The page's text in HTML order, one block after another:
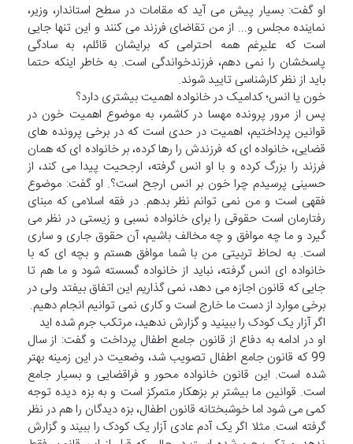
او گفت: بسیار پیش می آید که مقامات در سطح استاندار، وزیر،
نماینده مجلس و... از من تقاضای فرزند می کنند و این تنها جایی
است که علیرغم همه احترامی که برایشان قائلم، به سادگی
پاسخشان را نمی دهم، فرزندخواندگی است. به خاطر اینکه حتما
باید از نظر کارشناسی تایید شوند.
خون یا انس؛ کدامیک در خانواده اهمیت بیشتری دارد؟
پس از مرور پرونده مهسا در کاشمر، به موضوع اهمیت خون در
قوانین پرداختیم، اهمیت در حدی است که در برخی پرونده های
قضایی، خانواده ای که فرزندش را رها کرده، بر خانواده ای که همان
فرزند را بزرگ کرده و با او انس گرفته، ارجحیت پیدا می کند، از
حسینی پرسیدم چرا خون بر انس ارجح است؟. او گفت: موضوع
فقهی است و من نمی توانم نظر بدهم. در فقه اسلامی که مبنای
رفتارمان است حقوقی را برای خانواده نسبی و زیستی در نظر می
گیرد و ما چه موافق و چه مخالف باشیم، آن حقوق جاری و ساری
است. به لحاظ تربیتی من با شما موافق هستم و بچه ای که با
خانواده ای انس گرفته، نباید از خانواده گسسته شود و ما هم تا
جایی که قانون اجازه می دهد، نمی گذاریم این اتفاق بیفتد ولی در
برخی موارد از دست ما خارج است و کاری نمی توانیم انجام دهیم.
اگر آزار یک کودک را ببینید و گزارش ندهید، مرتکب جرم شده اید
او در ادامه به دفاع از قانون جامع اطفال پرداخت و گفت: از سال
99 که قانون جامع اطفال تصویب شد، وضعیت در این زمینه بهتر
شده است. این قانون خانواده محور و فراقضایی و بسیار جامع
است. قوانین ما بیشتر بر بزهکار متمرکز است و به بزه دیده توجه
کمی می شود اما خوشبختانه قانون اطفال، بزه دیدگان را هم در نظر
گرفته است. مثلا اگر یک آدم عادی آزار یک کودک را ببیند و گزارش